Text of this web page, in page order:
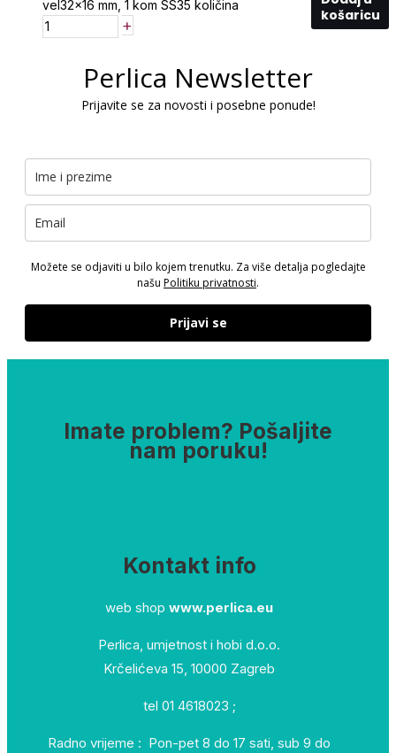
vel32x16 mm, 1 kom SS35 količina
+
košaricu
Perlica Newsletter
Prijavite se za novosti i posebne ponude!
Možete se odjaviti u bilo kojem trenutku. Za više detalja pogledajte
našu Politiku privatnosti.
Prijavi se
Imate problem? Pošaljite
nam poruku!
Kontakt info
web shop www.perlica.eu
Perlica, umjetnost i hobi d.o.o.
Krčelićeva 15, 10000 Zagreb
tel 01 4618023 ;
Radno vrijeme : Pon-pet 8 do 17 sati, sub 9 do